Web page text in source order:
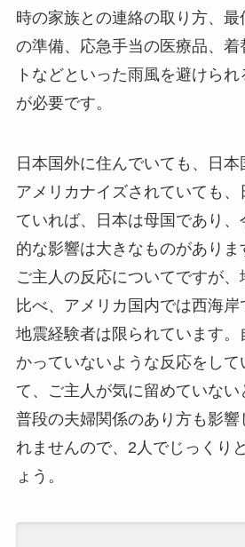
時の家族との連絡の取り方、
の準備、応急手当の医療品、着
トなどといった雨風を避けら
が必要です。
日本国外に住んでいても、日本
アメリカナイズされていても、
ていれば、日本は母国であり
的な影響は大きなものがあり
ご主人の反応についてですが
比べ、アメリカ国内では西海
地震経験者は限られています。
かっていないような反応をして
て、ご主人が気に留めていない
普段の夫婦関係のあり方も影響
れませんので、2人でじっくり
ょう。